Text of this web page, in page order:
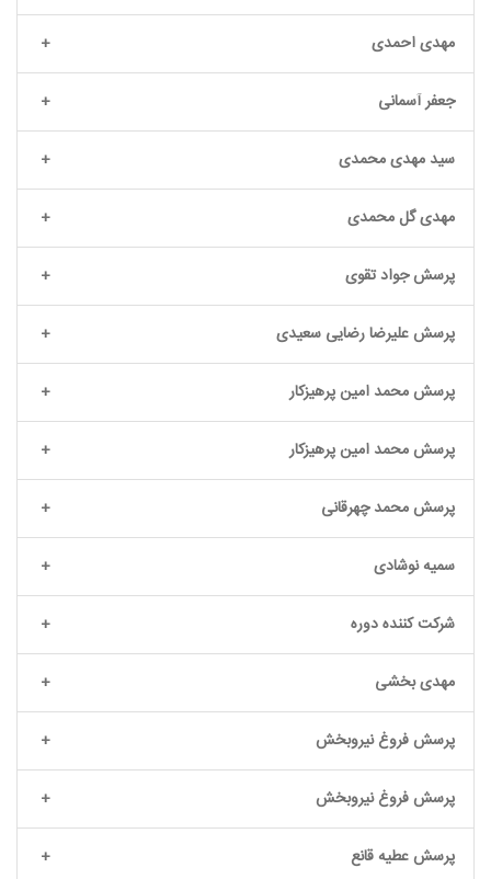
مهدی احمدی
جعفر آسمانی
سید مهدی محمدی
مهدی گل محمدی
پرسش جواد تقوی
پرسش علیرضا رضایی سعیدی
پرسش محمد امین پرهیزکار
پرسش محمد امین پرهیزکار
پرسش محمد چهرقانی
سمیه نوشادی
شرکت کننده دوره
مهدی بخشی
پرسش فروغ نیروبخش
پرسش فروغ نیروبخش
پرسش عطیه قانع